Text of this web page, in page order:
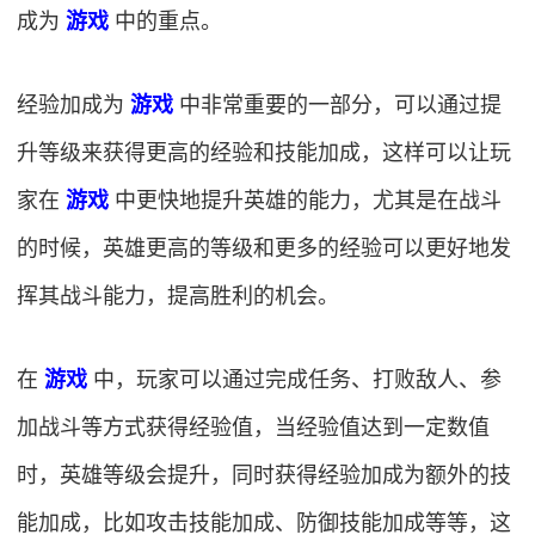
成为 游戏 中的重点。
经验加成为 游戏 中非常重要的一部分，可以通过提
升等级来获得更高的经验和技能加成，这样可以让玩
家在 游戏 中更快地提升英雄的能力，尤其是在战斗
的时候，英雄更高的等级和更多的经验可以更好地发
挥其战斗能力，提高胜利的机会。
在 游戏 中，玩家可以通过完成任务、打败敌人、参
加战斗等方式获得经验值，当经验值达到一定数值
时，英雄等级会提升，同时获得经验加成为额外的技
能加成，比如攻击技能加成、防御技能加成等等，这